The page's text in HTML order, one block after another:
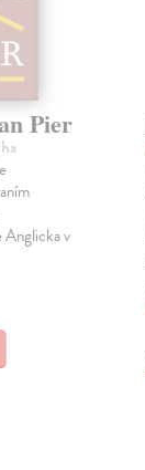
Pier
Anglicka v